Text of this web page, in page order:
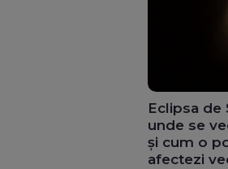
Eclipsa de
unde se
și cum o
afectezi